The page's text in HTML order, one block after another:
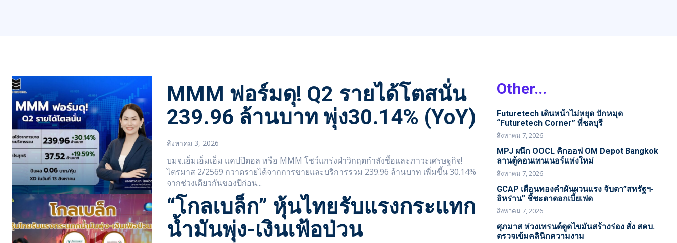
​MMM ฟอร์มดุ! Q2 รายได้โตสนั่น
239.96 ล้านบาท พุ่ง30.14% (YoY)
สิงหาคม 3, 2026
บมจ.เอ็มเอ็มเอ็ม แคปปิตอล หรือ MMM โชว์แกร่งฝ่าวิกฤตกำลังซื้อและภาวะเศรษฐกิจ!
ไตรมาส 2/2569 กวาดรายได้จากการขายและบริการรวม 239.96 ล้านบาท เพิ่มขึ้น 30.14%
จากช่วงเดียวกันของปีก่อน...
“โกลเบล็ก” หุ้นไทยรับแรงกระแทก
น้ำมันพุ่ง-เงินเฟ้อป่วน
Other...
Futuretech เดินหน้าไม่หยุด ปักหมุด
“Futuretech Corner” ที่ชลบุรี
สิงหาคม 7, 2026
MPJ ผนึก OOCL คิกออฟ OM Depot Bangkok
ลานตู้คอนเทนเนอร์แห่งใหม่
สิงหาคม 7, 2026
GCAP เตือนทองคำผันผวนแรง จับตา”สหรัฐฯ-
อิหร่าน” ชี้ชะตาดอกเบี้ยเฟด
สิงหาคม 7, 2026
ศุภมาส ห่วงเทรนด์ดูดไขมันสร้างร่อง สั่ง สคบ.
ตรวจเข้มคลินิกความงาม